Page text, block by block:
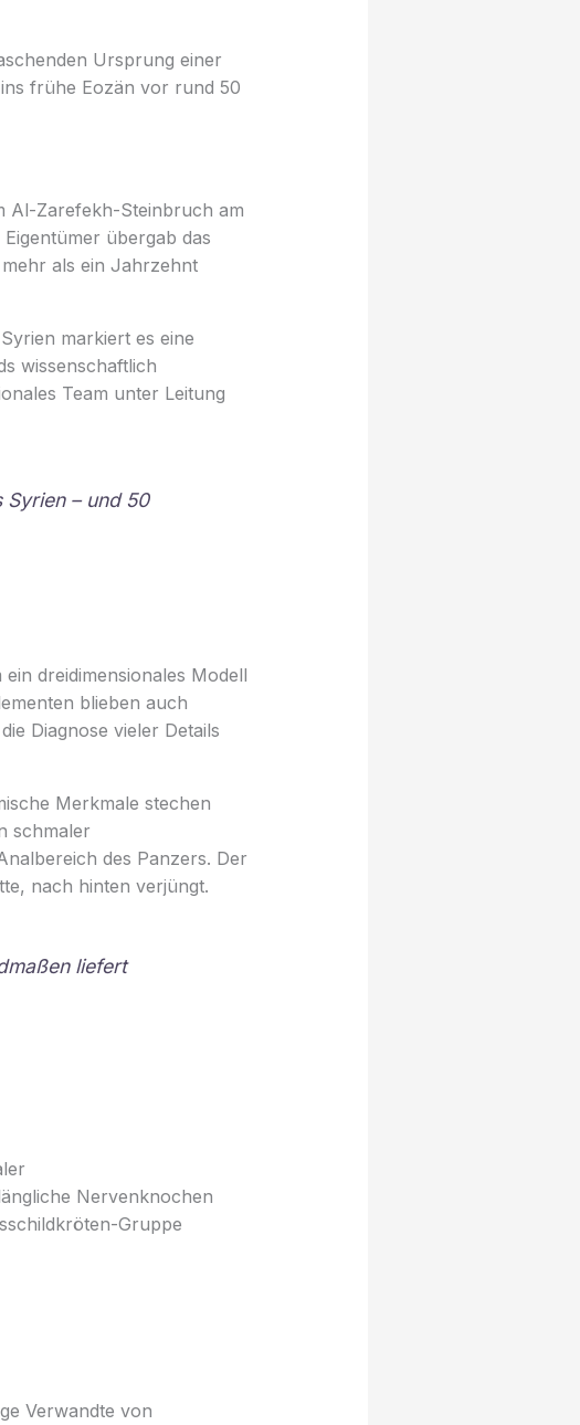
Ursprung einer
frühe Eozän vor rund 50
Al-Zarefekh-Steinbruch am
übergab das
als ein Jahrzehnt
markiert es eine
wissenschaftlich
Team unter Leitung
– und 50
dreidimensionales Modell
blieben auch
Diagnose vieler Details
Merkmale stechen
schmaler
des Panzers. Der
nach hinten verjüngt.
liefert
Nervenknochen
Gruppe
Verwandte von